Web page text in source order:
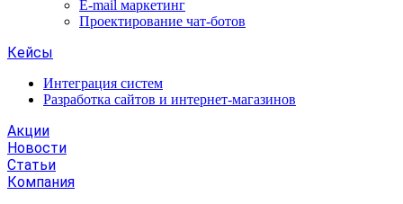
E-mail маркетинг
Проектирование чат-ботов
Кейсы
Интеграция систем
Разработка сайтов и интернет-магазинов
Акции
Новости
Статьи
Компания